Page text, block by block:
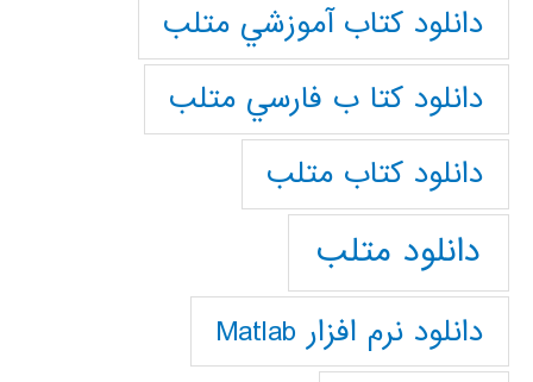
دانلود كتاب آموزشي متلب
دانلود كتا ب فارسي متلب
دانلود كتاب متلب
دانلود متلب
دانلود نرم افزار Matlab